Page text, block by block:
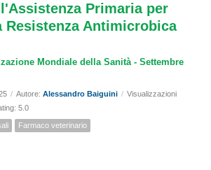
Primaria per
Resistenza Antimicrobica
Mondiale della Sanità - Settembre
/ Autore: Alessandro Baiguini / Visualizzazioni
5.0
Farmaco veterinario